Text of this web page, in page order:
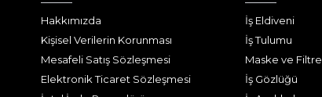
Hakkımızda
Kişisel Verilerin Korunması
Mesafeli Satış Sözleşmesi
Elektronik Ticaret Sözleşmesi
İş Eldiveni
İş Tulumu
Maske ve Filtre
İş Gözlüğü